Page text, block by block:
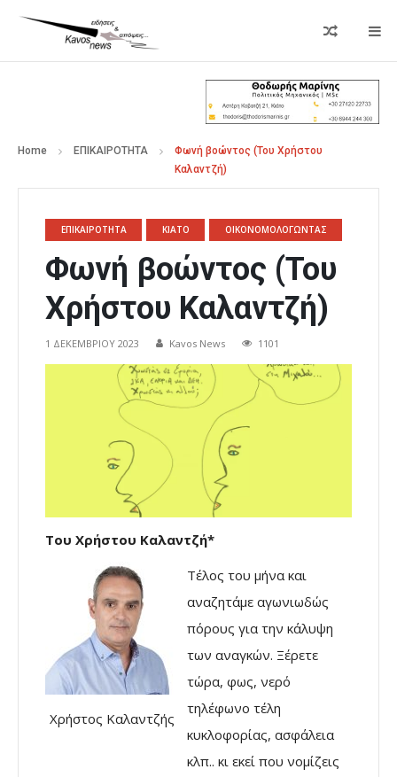
Home ΕΠΙΚΑΙΡΟΤΗΤΑ
Φωνή βοώντος (Του Χρήστου
Καλαντζή)
ΕΠΙΚΑΙΡΟΤΗΤΑ ΚΙΑΤΟ ΟΙΚΟΝΟΜΟΛΟΓΩΝΤΑΣ
Φωνή βοώντος (Του
Χρήστου Καλαντζή)
1 ΔΕΚΕΜΒΡΊΟΥ 2023 Kavos News 1101
Του Χρήστου Καλαντζή*
Χρήστος Καλαντζής
Τέλος του μήνα και
αναζητάμε αγωνιωδώς
πόρους για την κάλυψη
των αναγκών. Ξέρετε
τώρα, φως, νερό
τηλέφωνο τέλη
κυκλοφορίας, ασφάλεια
κλπ.. κι εκεί που νομίζεις